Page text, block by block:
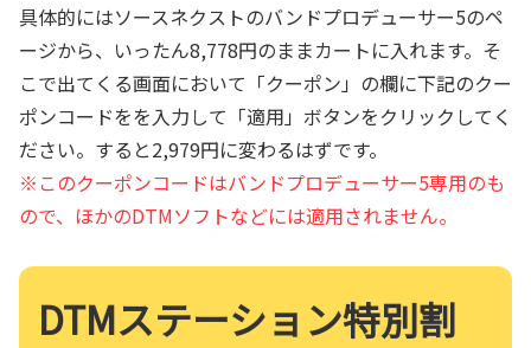
具体的にはソースネクストのバンドプロデューサー5のペ
ージから、いったん8,778円のままカートに入れます。そ
こで出てくる画面において「クーポン」の欄に下記のクー
ポンコードをを入力して「適用」ボタンをクリックしてく
ださい。すると2,979円に変わるはずです。
※このクーポンコードはバンドプロデューサー5専用のも
ので、ほかのDTMソフトなどには適用されません。
DTMステーション特別割